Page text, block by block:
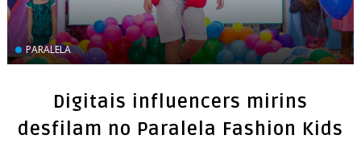
PARALELA
Digitais influencers mirins
desfilam no Paralela Fashion Kids